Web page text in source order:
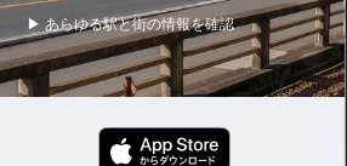
▶ あらゆる駅と街の情報を確認